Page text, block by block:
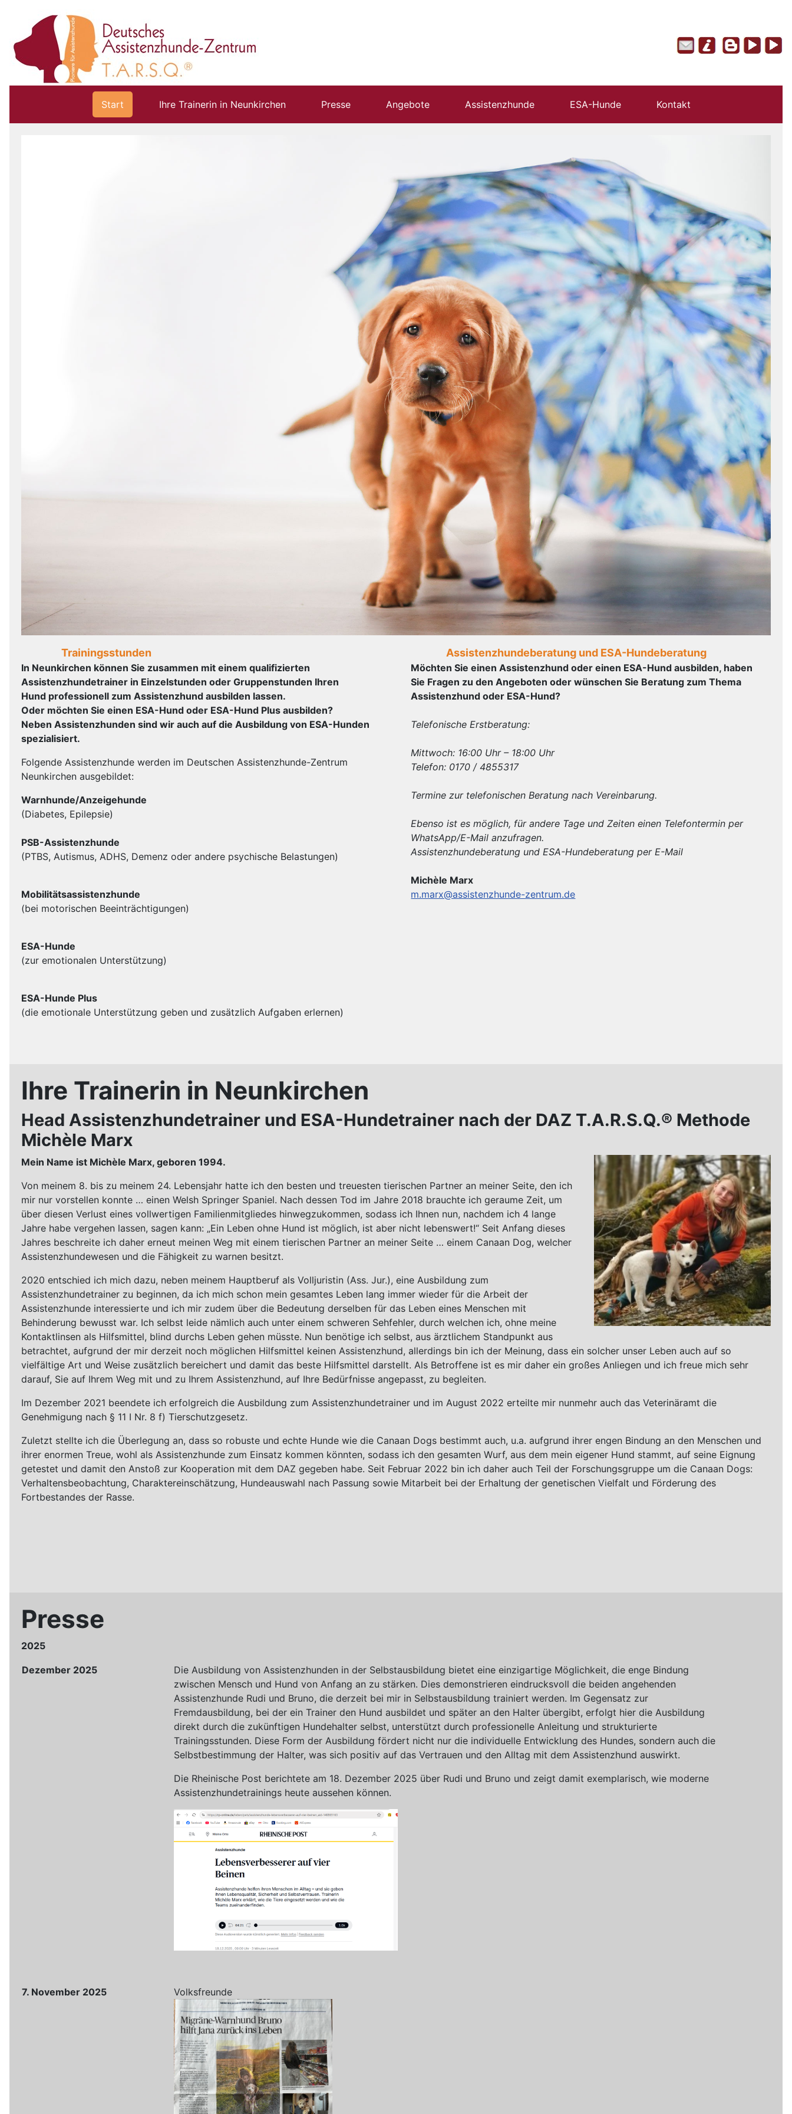
Start Ihre Trainerin in Neunkirchen Presse Angebote Assistenzhunde ESA-Hunde Kontakt
Assistenzhundeberatung und ESA-Hundeberatung
Möchten Sie einen Assistenzhund oder einen ESA-Hund ausbilden, haben
Sie Fragen zu den Angeboten oder wünschen Sie Beratung zum Thema
Assistenzhund oder ESA-Hund?
Telefonische Erstberatung:
Mittwoch: 16:00 Uhr – 18:00 Uhr
Telefon: 0170 / 4855317
Termine zur telefonischen Beratung nach Vereinbarung.
Ebenso ist es möglich, für andere Tage und Zeiten einen Telefontermin per
WhatsApp/E-Mail anzufragen.
Assistenzhundeberatung und ESA-Hundeberatung per E-Mail
Michèle Marx
m.marx@assistenzhunde-zentrum.de
Trainingsstunden
In Neunkirchen können Sie zusammen mit einem qualifizierten
Assistenzhundetrainer in Einzelstunden oder Gruppenstunden Ihren
Hund professionell zum Assistenzhund ausbilden lassen.
Oder möchten Sie einen ESA-Hund oder ESA-Hund Plus ausbilden?
Neben Assistenzhunden sind wir auch auf die Ausbildung von ESA-Hunden
spezialisiert.
Folgende Assistenzhunde werden im Deutschen Assistenzhunde-Zentrum
Neunkirchen ausgebildet:
Warnhunde/Anzeigehunde
(Diabetes, Epilepsie)
PSB-Assistenzhunde
(PTBS, Autismus, ADHS, Demenz oder andere psychische Belastungen)
Mobilitätsassistenzhunde
(bei motorischen Beeinträchtigungen)
ESA-Hunde
(zur emotionalen Unterstützung)
ESA-Hunde Plus
(die emotionale Unterstützung geben und zusätzlich Aufgaben erlernen)
Ihre Trainerin in Neunkirchen
Head Assistenzhundetrainer und ESA-Hundetrainer nach der DAZ T.A.R.S.Q.® Methode
Michèle Marx
Mein Name ist Michèle Marx, geboren 1994.
Von meinem 8. bis zu meinem 24. Lebensjahr hatte ich den besten und treuesten tierischen Partner an meiner Seite, den ich
mir nur vorstellen konnte … einen Welsh Springer Spaniel. Nach dessen Tod im Jahre 2018 brauchte ich geraume Zeit, um
über diesen Verlust eines vollwertigen Familienmitgliedes hinwegzukommen, sodass ich Ihnen nun, nachdem ich 4 lange
Jahre habe vergehen lassen, sagen kann: „Ein Leben ohne Hund ist möglich, ist aber nicht lebenswert!“ Seit Anfang dieses
Jahres beschreite ich daher erneut meinen Weg mit einem tierischen Partner an meiner Seite … einem Canaan Dog, welcher
Assistenzhundewesen und die Fähigkeit zu warnen besitzt.
2020 entschied ich mich dazu, neben meinem Hauptberuf als Volljuristin (Ass. Jur.), eine Ausbildung zum
Assistenzhundetrainer zu beginnen, da ich mich schon mein gesamtes Leben lang immer wieder für die Arbeit der
Assistenzhunde interessierte und ich mir zudem über die Bedeutung derselben für das Leben eines Menschen mit
Behinderung bewusst war. Ich selbst leide nämlich auch unter einem schweren Sehfehler, durch welchen ich, ohne meine
Kontaktlinsen als Hilfsmittel, blind durchs Leben gehen müsste. Nun benötige ich selbst, aus ärztlichem Standpunkt aus
betrachtet, aufgrund der mir derzeit noch möglichen Hilfsmittel keinen Assistenzhund, allerdings bin ich der Meinung, dass ein solcher unser Leben auch auf so
vielfältige Art und Weise zusätzlich bereichert und damit das beste Hilfsmittel darstellt. Als Betroffene ist es mir daher ein großes Anliegen und ich freue mich sehr
darauf, Sie auf Ihrem Weg mit und zu Ihrem Assistenzhund, auf Ihre Bedürfnisse angepasst, zu begleiten.
Im Dezember 2021 beendete ich erfolgreich die Ausbildung zum Assistenzhundetrainer und im August 2022 erteilte mir nunmehr auch das Veterinäramt die
Genehmigung nach § 11 I Nr. 8 f) Tierschutzgesetz.
Zuletzt stellte ich die Überlegung an, dass so robuste und echte Hunde wie die Canaan Dogs bestimmt auch, u.a. aufgrund ihrer engen Bindung an den Menschen und
ihrer enormen Treue, wohl als Assistenzhunde zum Einsatz kommen könnten, sodass ich den gesamten Wurf, aus dem mein eigener Hund stammt, auf seine Eignung
getestet und damit den Anstoß zur Kooperation mit dem DAZ gegeben habe. Seit Februar 2022 bin ich daher auch Teil der Forschungsgruppe um die Canaan Dogs:
Verhaltensbeobachtung, Charaktereinschätzung, Hundeauswahl nach Passung sowie Mitarbeit bei der Erhaltung der genetischen Vielfalt und Förderung des
Fortbestandes der Rasse.
Presse
2025
Dezember 2025
Die Ausbildung von Assistenzhunden in der Selbstausbildung bietet eine einzigartige Möglichkeit, die enge Bindung
zwischen Mensch und Hund von Anfang an zu stärken. Dies demonstrieren eindrucksvoll die beiden angehenden
Assistenzhunde Rudi und Bruno, die derzeit bei mir in Selbstausbildung trainiert werden. Im Gegensatz zur
Fremdausbildung, bei der ein Trainer den Hund ausbildet und später an den Halter übergibt, erfolgt hier die Ausbildung
direkt durch die zukünftigen Hundehalter selbst, unterstützt durch professionelle Anleitung und strukturierte
Trainingsstunden. Diese Form der Ausbildung fördert nicht nur die individuelle Entwicklung des Hundes, sondern auch die
Selbstbestimmung der Halter, was sich positiv auf das Vertrauen und den Alltag mit dem Assistenzhund auswirkt.
Die Rheinische Post berichtete am 18. Dezember 2025 über Rudi und Bruno und zeigt damit exemplarisch, wie moderne
Assistenzhundetrainings heute aussehen können.
7. November 2025 Volksfreunde